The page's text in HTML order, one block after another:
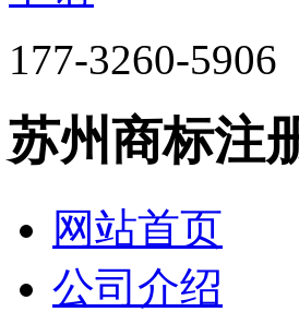
177-3260-5906
苏州商标注
网站首页
公司介绍